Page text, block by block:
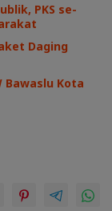
PKS se-
Daging
Bawaslu Kota